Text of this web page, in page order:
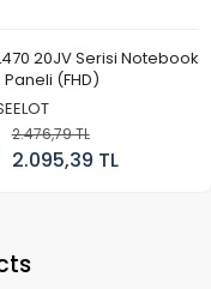
20JV Serisi Notebook
Paneli (FHD)
2.476,79 TL
2.095,39 TL